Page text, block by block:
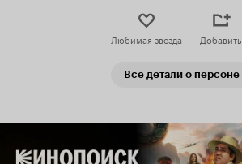
Любимая звезда Добавить
Все детали о персоне